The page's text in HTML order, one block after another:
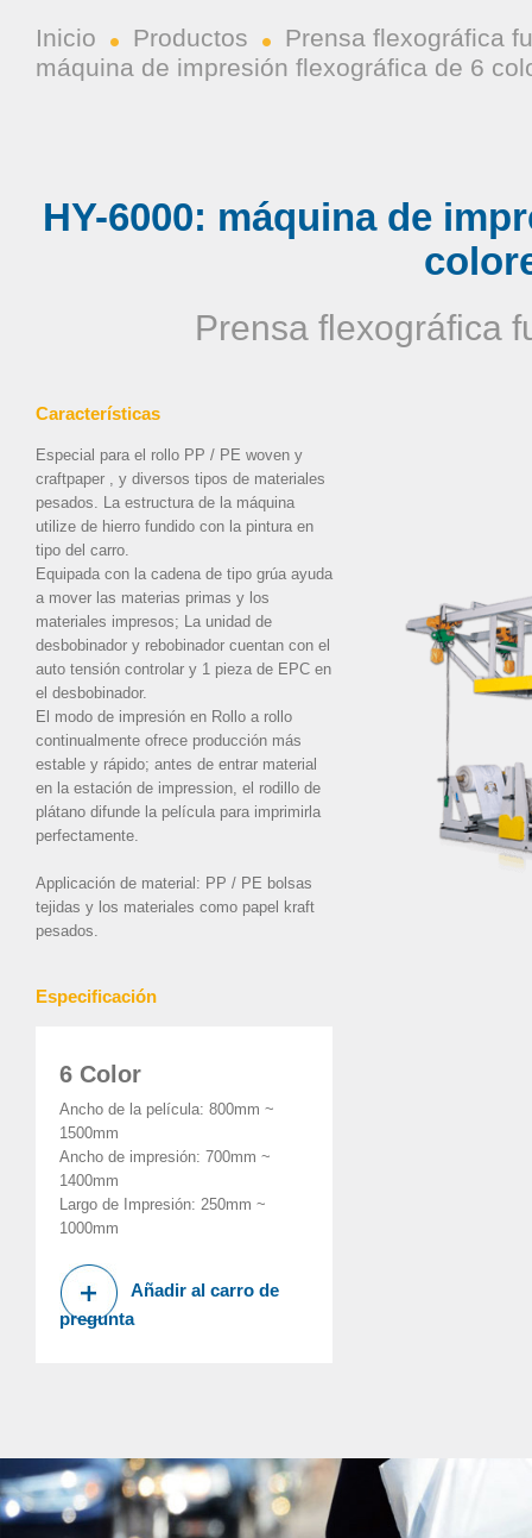
Inicio Productos
Prensa flexográfica
máquina de impresión flexográfica de 6
HY-6000: máquina de
Prensa flexográfica
Características
Especial para el rollo PP / PE woven y
craftpaper , y diversos tipos de materiales
pesados. La estructura de la máquina
utilize de hierro fundido con la pintura en
tipo del carro.
Equipada con la cadena de tipo grúa ayuda
a mover las materias primas y los
materiales impresos; La unidad de
desbobinador y rebobinador cuentan con el
auto tensión controlar y 1 pieza de EPC en
el desbobinador.
El modo de impresión en Rollo a rollo
continualmente ofrece producción más
estable y rápido; antes de entrar material
en la estación de impression, el rodillo de
plátano difunde la película para imprimirla
perfectamente.
Applicación de material: PP / PE bolsas
tejidas y los materiales como papel kraft
pesados.
Especificación
6 Color
Ancho de la película: 800mm ~
1500mm
Ancho de impresión: 700mm ~
1400mm
Largo de Impresión: 250mm ~
1000mm
Añadir al carro de
pregunta